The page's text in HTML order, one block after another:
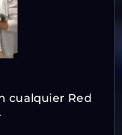
cualquier Red